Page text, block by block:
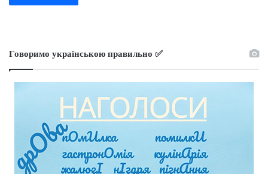
Говоримо українською правильно ✅